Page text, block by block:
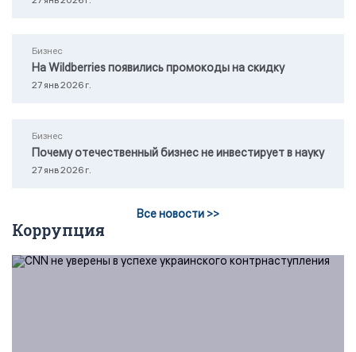
Бизнес
На Wildberries появились промокоды на скидку
27 янв 2026 г.
Бизнес
Почему отечественный бизнес не инвестирует в науку
27 янв 2026 г.
Все новости >>
Коррупция